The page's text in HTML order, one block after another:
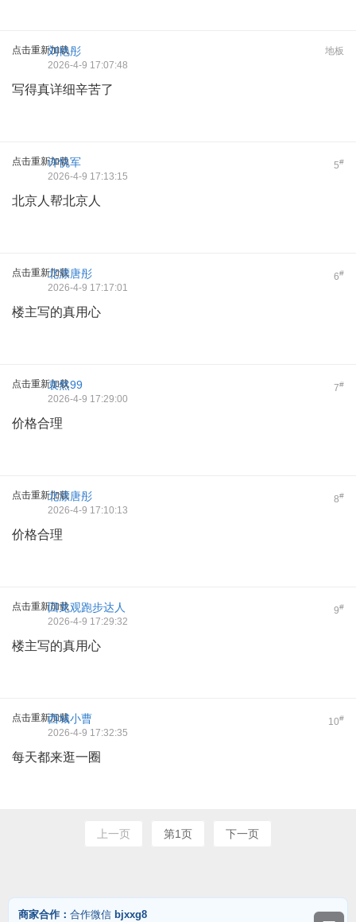
点击重新加载 地板
刘艳彤
2026-4-9 17:07:48
写得真详细辛苦了
点击重新加载 5#
许悦军
2026-4-9 17:13:15
北京人帮北京人
点击重新加载 6#
北漂唐彤
2026-4-9 17:17:01
楼主写的真用心
点击重新加载 7#
袁然99
2026-4-9 17:29:00
价格合理
点击重新加载 8#
北漂唐彤
2026-4-9 17:10:13
价格合理
点击重新加载 9#
回龙观跑步达人
2026-4-9 17:29:32
楼主写的真用心
点击重新加载 10#
西城小曹
2026-4-9 17:32:35
每天都来逛一圈
上一页 第1页 下一页
商家合作： 合作微信 bjxxg8